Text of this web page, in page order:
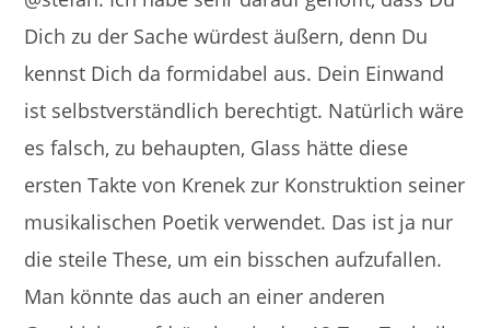
Dich zu der Sache würdest äußern, denn Du
kennst Dich da formidabel aus. Dein Einwand
ist selbstverständlich berechtigt. Natürlich wäre
es falsch, zu behaupten, Glass hätte diese
ersten Takte von Krenek zur Konstruktion seiner
musikalischen Poetik verwendet. Das ist ja nur
die steile These, um ein bisschen aufzufallen.
Man könnte das auch an einer anderen